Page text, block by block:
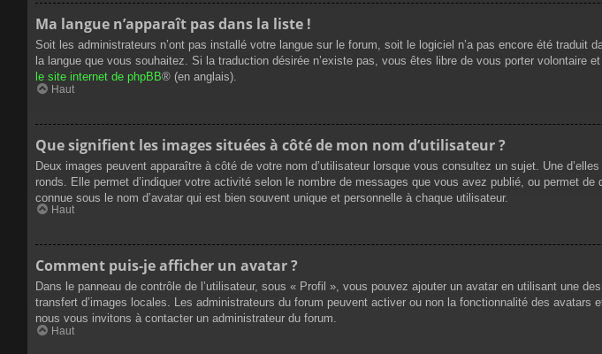
Ma langue n’apparaît pas dans la liste !
Soit les administrateurs n’ont pas installé votre langue sur le forum, soit le logiciel n’a pas encore été
la langue que vous souhaitez. Si la traduction désirée n’existe pas, vous êtes libre de vous porter volontaire
le site internet de phpBB® (en anglais).
Haut
Que signifient les images situées à côté de mon nom d’utilisateur ?
Deux images peuvent apparaître à côté de votre nom d’utilisateur lorsque vous consultez un sujet. Une
ronds. Elle permet d’indiquer votre activité selon le nombre de messages que vous avez publié, ou permet
connue sous le nom d’avatar qui est bien souvent unique et personnelle à chaque utilisateur.
Haut
Comment puis-je afficher un avatar ?
Dans le panneau de contrôle de l’utilisateur, sous « Profil », vous pouvez ajouter un avatar en utilisant une
transfert d’images locales. Les administrateurs du forum peuvent activer ou non la fonctionnalité des
nous vous invitons à contacter un administrateur du forum.
Haut